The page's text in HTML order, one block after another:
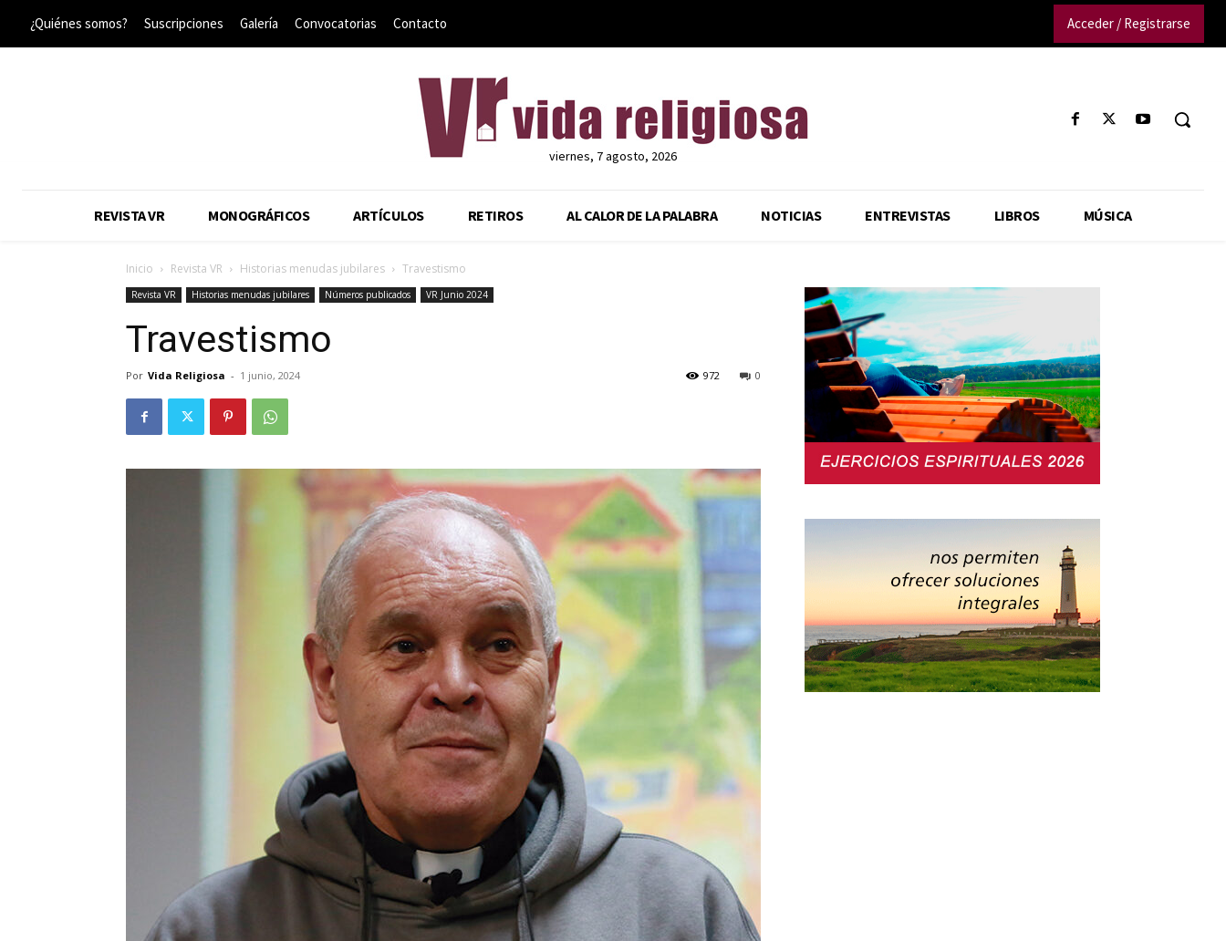
¿Quiénes somos? Suscripciones Galería Convocatorias Contacto Acceder / Registrarse
viernes, 7 agosto, 2026
REVISTA VR MONOGRÁFICOS ARTÍCULOS RETIROS AL CALOR DE LA PALABRA NOTICIAS ENTREVISTAS LIBROS MÚSICA
Inicio Revista VR Historias menudas jubilares Travestismo
Revista VR Historias menudas jubilares Números publicados VR Junio 2024
Travestismo
Por Vida Religiosa - 1 junio, 2024 0
972